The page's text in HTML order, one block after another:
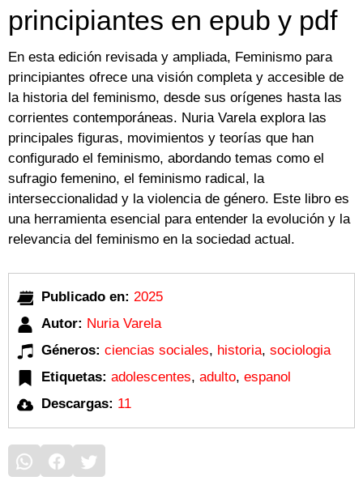
principiantes en epub y pdf
En esta edición revisada y ampliada, Feminismo para
principiantes ofrece una visión completa y accesible de
la historia del feminismo, desde sus orígenes hasta las
corrientes contemporáneas. Nuria Varela explora las
principales figuras, movimientos y teorías que han
configurado el feminismo, abordando temas como el
sufragio femenino, el feminismo radical, la
interseccionalidad y la violencia de género. Este libro es
una herramienta esencial para entender la evolución y la
relevancia del feminismo en la sociedad actual.
Publicado en: 2025
Autor: Nuria Varela
Géneros: ciencias sociales, historia, sociologia
Etiquetas: adolescentes, adulto, espanol
Descargas: 11